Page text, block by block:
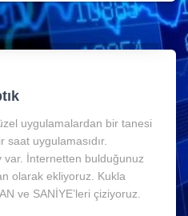
uygulamalardan bir tanesi
saat uygulamasıdır.
var. İnternetten bulduğunuz
olarak ekliyoruz. Kukla
ve SANİYE’leri çiziyoruz.